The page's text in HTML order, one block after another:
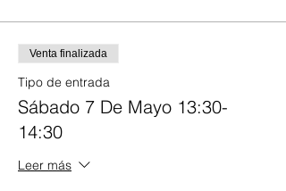
Venta finalizada
Tipo de entrada
Sábado 7 De Mayo 13:30-
14:30
Leer más